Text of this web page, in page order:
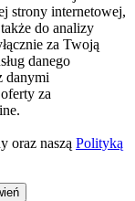
strony internetowej,
do analizy
za Twoją
danego
danymi
za
oraz naszą Polityką